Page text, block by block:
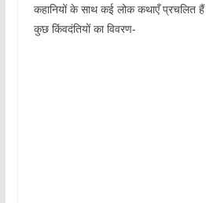
कहानियों के साथ कई लोक कथाएँ
कुछ किंवदंतियों का विवरण-